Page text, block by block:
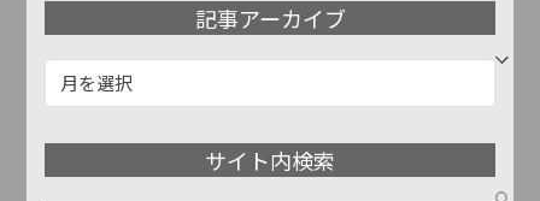
記事アーカイブ
事
サイト内検索